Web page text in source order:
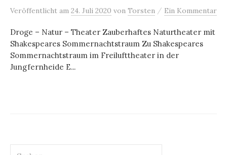
Veröffentlicht am 24. Juli 2020 von Torsten / Ein Kommentar
Droge – Natur – Theater Zauberhaftes Naturtheater mit
Shakespeares Sommernachtstraum Zu Shakespeares
Sommernachtstraum im Freilufttheater in der
Jungfernheide E...